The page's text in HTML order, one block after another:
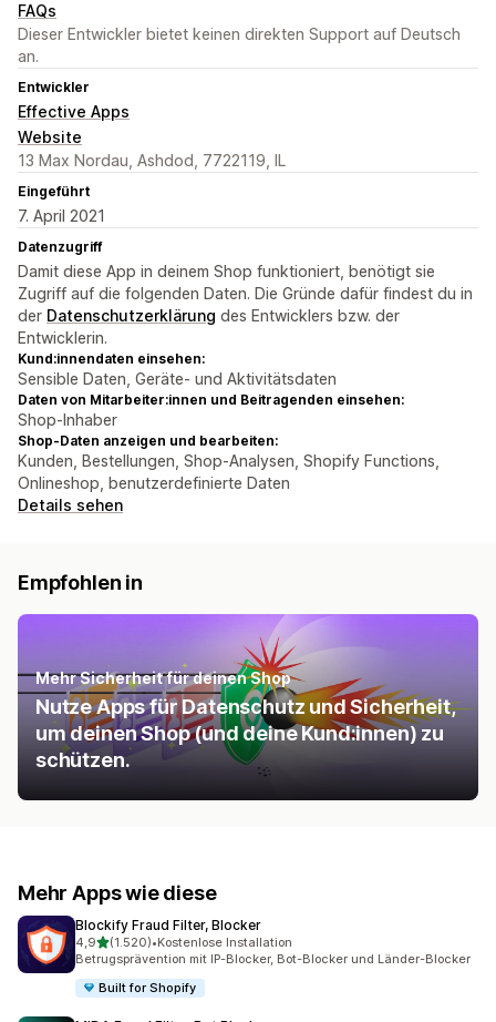
FAQs
Dieser Entwickler bietet keinen direkten Support auf Deutsch
an.
Entwickler
Effective Apps
Website
13 Max Nordau, Ashdod, 7722119, IL
Eingeführt
7. April 2021
Datenzugriff
Damit diese App in deinem Shop funktioniert, benötigt sie
Zugriff auf die folgenden Daten. Die Gründe dafür findest du in
der Datenschutzerklärung des Entwicklers bzw. der
Entwicklerin.
Kund:innendaten einsehen:
Sensible Daten, Geräte- und Aktivitätsdaten
Daten von Mitarbeiter:innen und Beitragenden einsehen:
Shop-Inhaber
Shop-Daten anzeigen und bearbeiten:
Kunden, Bestellungen, Shop-Analysen, Shopify Functions,
Onlineshop, benutzerdefinierte Daten
Details sehen
Empfohlen in
Mehr Sicherheit für deinen Shop
Nutze Apps für Datenschutz und Sicherheit,
um deinen Shop (und deine Kund:innen) zu
schützen.
Mehr Apps wie diese
Blockify Fraud Filter, Blocker
4,9von 5 Sternen
(1.520)
1520 Rezensionen insgesamt
•Kostenlose Installation
Betrugsprävention mit IP-Blocker, Bot-Blocker und Länder-Blocker
Built for Shopify